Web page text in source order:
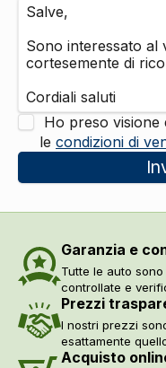
Ho preso visione
le condizioni di
Garanzia e
Tutte le auto
controllate e
Prezzi
I nostri prezzi
esattamente
Acquisto